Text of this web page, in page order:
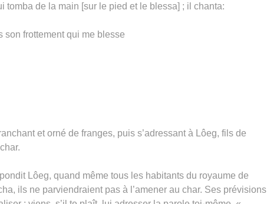
tomba de la main [sur le pied et le blessa] ; il chanta:
son frottement qui me blesse
et orné de franges, puis s’adressant à Lôeg, fils de
Lôeg, quand même tous les habitants du royaume de
ils ne parviendraient pas à l’amener au char. Ses prévisions